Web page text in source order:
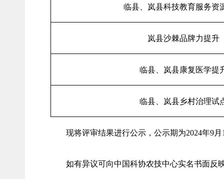
临县、岚县科技教育服务资
岚县沙棘品牌力提升
临县、岚县康复医学提
临县、岚县乡村治理试
现将评审结果进行公示，公示期为2024年9
如有异议可向中国科协农技中心实名书面反